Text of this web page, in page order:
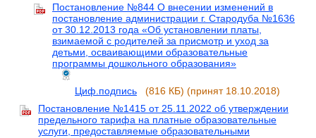
Постановление №844 О внесении изменений в
постановление администрации г. Стародуба №1636
от 30.12.2013 года «Об установлении платы,
взимаемой с родителей за присмотр и уход за
детьми, осваивающими образовательные
программы дошкольного образования»
Циф.подпись (816 КБ) (принят 18.10.2018)
Постановление №1415 от 25.11.2022 об утверждении
предельного тарифа на платные образовательные
услуги, предоставляемые образовательными